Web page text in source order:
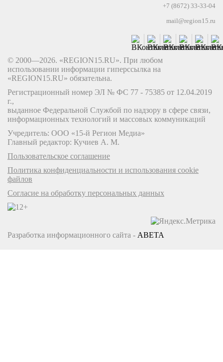
+7 (8672) 33-33-04
mail@region15.ru
© 2000—2026. «REGION15.RU». При любом
использовании информации гиперссылка на
«REGION15.RU» обязательна.
Регистрационный номер ЭЛ № ФС 77 - 75385 от 12.04.2019
г.,
выданное Федеральной Службой по надзору в сфере связи,
информационных технологий и массовых коммуникаций
Учредитель: ООО «15-й Регион Медиа»
Главный редактор: Кучиев А. М.
Пользовательское соглашение
Политика конфиденциальности и использования cookie
файлов
Согласие на обработку персональных данных
Разработка информационного сайта - ABETA